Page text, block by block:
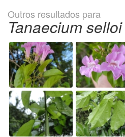
Outros resultados para
Tanaecium selloi